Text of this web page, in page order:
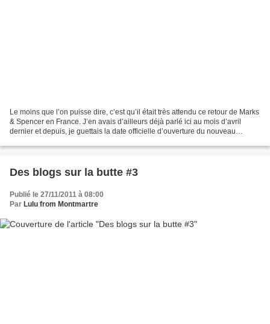
Le moins que l’on puisse dire, c’est qu’il était très attendu ce retour de Marks
& Spencer en France. J’en avais d’ailleurs déjà parlé ici au mois d’avril
dernier et depuis, je guettais la date officielle d’ouverture du nouveau
Des blogs sur la butte #3
Publié le 27/11/2011 à 08:00
Par Lulu from Montmartre